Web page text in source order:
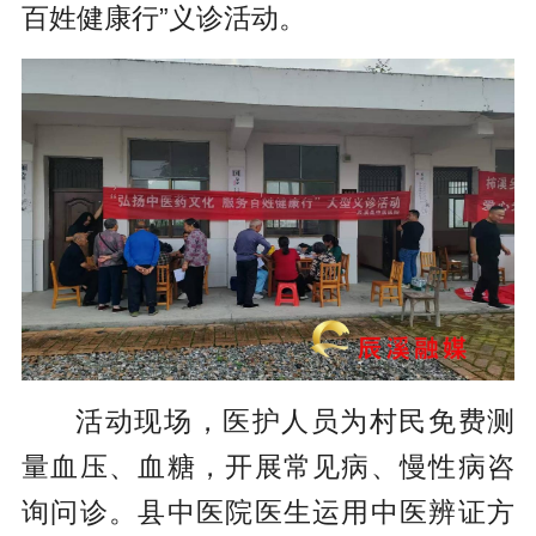
百姓健康行”义诊活动。
活动现场，医护人员为村民免费测
量血压、血糖，开展常见病、慢性病咨
询问诊。县中医院医生运用中医辨证方